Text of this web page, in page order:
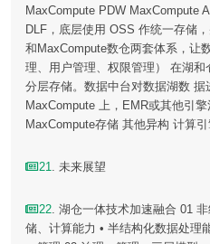
MaxCompute PDW MaxCompute
DLF，底层使用 OSS 作统一存储
和MaxCompute数仓两套体系，让
理、用户管理、权限管理） 在湖
分层存储。数据中台对数据湖数
MaxCompute 上，EMR或其他引
MaxCompute存储 其他异构 计算
21. 未来展望
22. 湖仓一体技术加速融合 01
储、计算能力 • 半结构化数据处理